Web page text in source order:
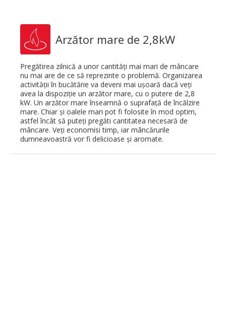
Arzător mare de 2,8kW
Pregătirea zilnică a unor cantități mai mari de mâncare
nu mai are de ce să reprezinte o problemă. Organizarea
activității în bucătărie va deveni mai ușoară dacă veți
avea la dispoziție un arzător mare, cu o putere de 2,8
kW. Un arzător mare înseamnă o suprafață de încălzire
mare. Chiar și oalele mari pot fi folosite în mod optim,
astfel încât să puteți pregăti cantitatea necesară de
mâncare. Veți economisi timp, iar mâncărurile
dumneavoastră vor fi delicioase și aromate.